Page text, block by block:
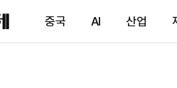
중국 AI 산업